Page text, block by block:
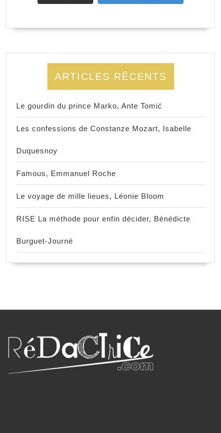
ARTICLES RÉCENTS
Le gourdin du prince Marko, Ante Tomić
Les confessions de Constanze Mozart, Isabelle
Duquesnoy
Famous, Emmanuel Roche
Le voyage de mille lieues, Léonie Bloom
RISE La méthode pour enfin décider, Bénédicte
Burguet-Journé